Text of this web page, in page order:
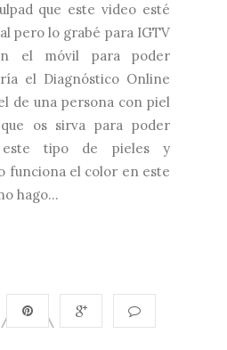
que este video esté
pero lo grabé para IGTV
el móvil para poder
el Diagnóstico Online
de una persona con piel
os sirva para poder
tipo de pieles y
funciona el color en este
hago...